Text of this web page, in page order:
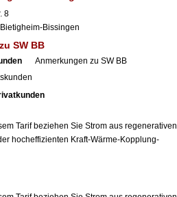
8
Bietigheim-Bissingen
SW BB
Anmerkungen zu SW BB
Tarif beziehen Sie Strom aus regenerativen
hocheffizienten Kraft-Wärme-Kopplung-